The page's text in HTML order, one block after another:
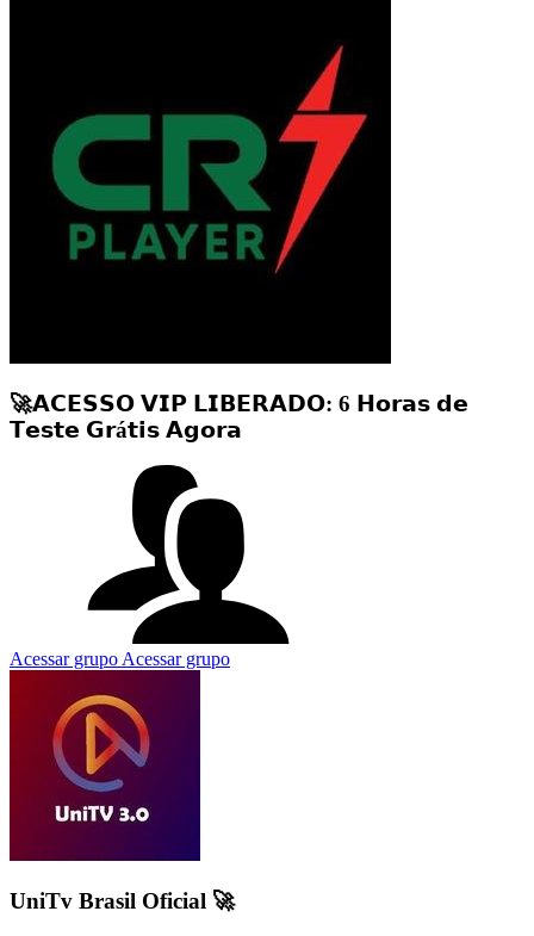
🚀𝗔𝗖𝗘𝗦𝗦𝗢 𝗩𝗜𝗣 𝗟𝗜𝗕𝗘𝗥𝗔𝗗𝗢: 6 𝗛𝗼𝗿𝗮𝘀 𝗱𝗲
𝗧𝗲𝘀𝘁𝗲 𝗚𝗿á𝘁𝗶𝘀 𝗔𝗴𝗼𝗿𝗮
Acessar grupo Acessar grupo
UniTv Brasil Oficial 🚀